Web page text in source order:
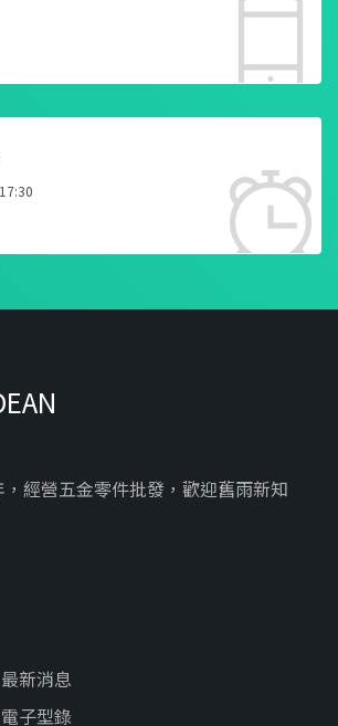
經營五金零件批發，歡迎舊雨新知
最新消息
電子型錄